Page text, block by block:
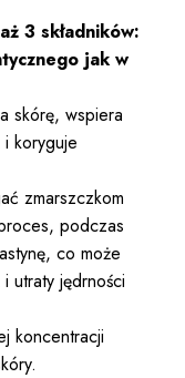
3 składników:
jak w
skórę, wspiera
koryguje
zmarszczkom
podczas
co może
utraty jędrności
koncentracji